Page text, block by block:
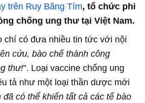
trên Ruy Băng Tím, tổ chức phi
chống ung thư tại Việt Nam.
chí có đưa nhiều tin tức với nội
cứu, bào chế thành công
thư!". Loại vaccine chống ung
tả như một loại thần dược mới
đã có thể khiến tất cả các tế bào